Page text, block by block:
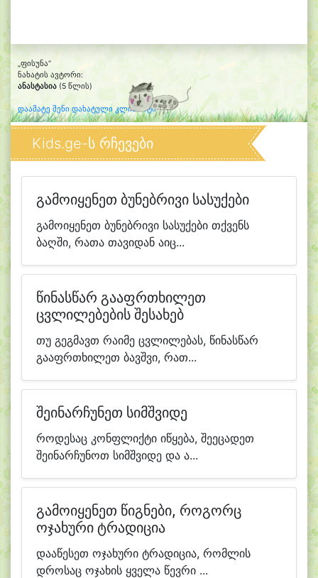
„ფისუნა“
ნახატის ავტორი:
ანასტასია (5 წლის)
დაამატე შენი დახატული კლიპარტი
Kids.ge-ს რჩევები
გამოიყენეთ ბუნებრივი სასუქები
გამოიყენეთ ბუნებრივი სასუქები თქვენს
ბაღში, რათა თავიდან აიც...
წინასწარ გააფრთხილეთ
ცვლილებების შესახებ
თუ გეგმავთ რაიმე ცვლილებას, წინასწარ
გააფრთხილეთ ბავშვი, რათ...
შეინარჩუნეთ სიმშვიდე
როდესაც კონფლიქტი იწყება, შეეცადეთ
შეინარჩუნოთ სიმშვიდე და ა...
გამოიყენეთ წიგნები, როგორც
ოჯახური ტრადიცია
დააწესეთ ოჯახური ტრადიცია, რომლის
დროსაც ოჯახის ყველა წევრი ...